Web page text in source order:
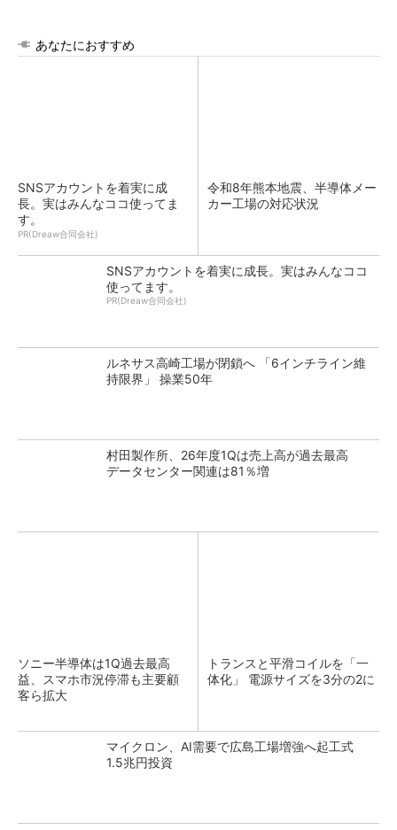
あなたにおすすめ
SNSアカウントを着実に成
長。実はみんなココ使ってま
す。
PR(Dreaw合同会社)
令和8年熊本地震、半導体メー
カー工場の対応状況
SNSアカウントを着実に成長。実はみんなココ
使ってます。
PR(Dreaw合同会社)
ルネサス高崎工場が閉鎖へ 「6インチライン維
持限界」 操業50年
村田製作所、26年度1Qは売上高が過去最高
データセンター関連は81％増
ソニー半導体は1Q過去最高
益、スマホ市況停滞も主要顧
客ら拡大
トランスと平滑コイルを「一
体化」 電源サイズを3分の2に
マイクロン、AI需要で広島工場増強へ起工式
1.5兆円投資